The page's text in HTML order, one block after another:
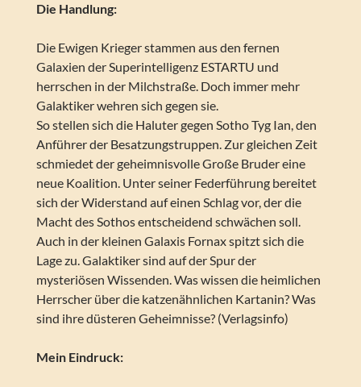
Die Handlung:
Die Ewigen Krieger stammen aus den fernen
Galaxien der Superintelligenz ESTARTU und
herrschen in der Milchstraße. Doch immer mehr
Galaktiker wehren sich gegen sie.
So stellen sich die Haluter gegen Sotho Tyg Ian, den
Anführer der Besatzungstruppen. Zur gleichen Zeit
schmiedet der geheimnisvolle Große Bruder eine
neue Koalition. Unter seiner Federführung bereitet
sich der Widerstand auf einen Schlag vor, der die
Macht des Sothos entscheidend schwächen soll.
Auch in der kleinen Galaxis Fornax spitzt sich die
Lage zu. Galaktiker sind auf der Spur der
mysteriösen Wissenden. Was wissen die heimlichen
Herrscher über die katzenähnlichen Kartanin? Was
sind ihre düsteren Geheimnisse? (Verlagsinfo)
Mein Eindruck: